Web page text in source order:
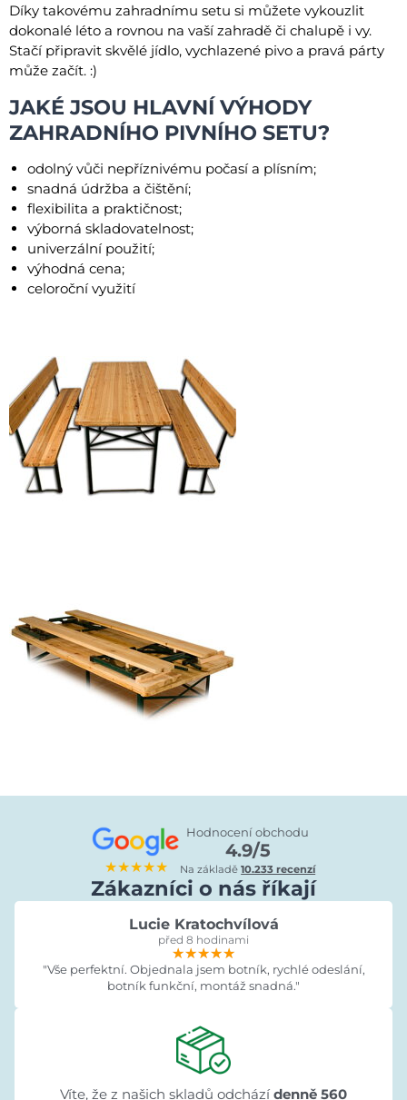
Díky takovému zahradnímu setu si můžete vykouzlit
dokonalé léto a rovnou na vaší zahradě či chalupě i vy.
Stačí připravit skvělé jídlo, vychlazené pivo a pravá párty
může začít. :)
JAKÉ JSOU HLAVNÍ VÝHODY
ZAHRADNÍHO PIVNÍHO SETU?
odolný vůči nepříznivému počasí a plísním;
snadná údržba a čištění;
flexibilita a praktičnost;
výborná skladovatelnost;
univerzální použití;
výhodná cena;
celoroční využití
★★★★★
Hodnocení obchodu
4.9/5
Na základě10.233 recenzí
Zákazníci o nás říkají
Lucie Kratochvílová
před 8 hodinami
★★★★★
★★★★★
★★★★★
"Vše perfektní. Objednala jsem botník, rychlé odeslání,
botník funkční, montáž snadná."
Víte, že z našich skladů odchází denně 560